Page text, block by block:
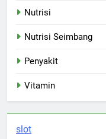
Nutrisi
Nutrisi Seimbang
Penyakit
Vitamin
slot